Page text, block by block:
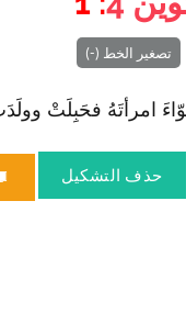
تصغير الخط (-)
امرأتَهُ فحَبِلَتْ
حذف التشكيل